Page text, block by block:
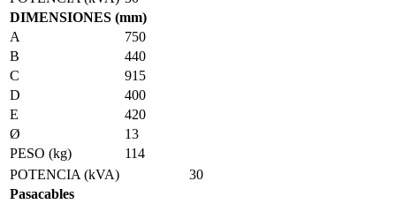
DIMENSIONES (mm)
A
750
B
440
C
915
D
400
E
420
Ø
13
PESO (kg)
114
POTENCIA (kVA)
30
Pasacables